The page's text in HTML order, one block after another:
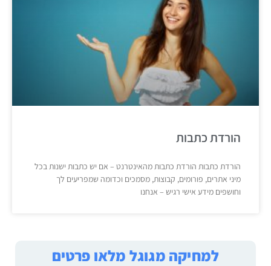
למחיקה מגוגל מלאו פרטים
הורדת כתבות
הורדת כתבות הורדת כתבות מהאינטרנט – אם יש כתבות ישנות בכל
מיני אתרים, פורומים, קבוצות, מסמכים וכדומה שמפריעים לך
וחושפים מידע אישי רגיש – אנחנו